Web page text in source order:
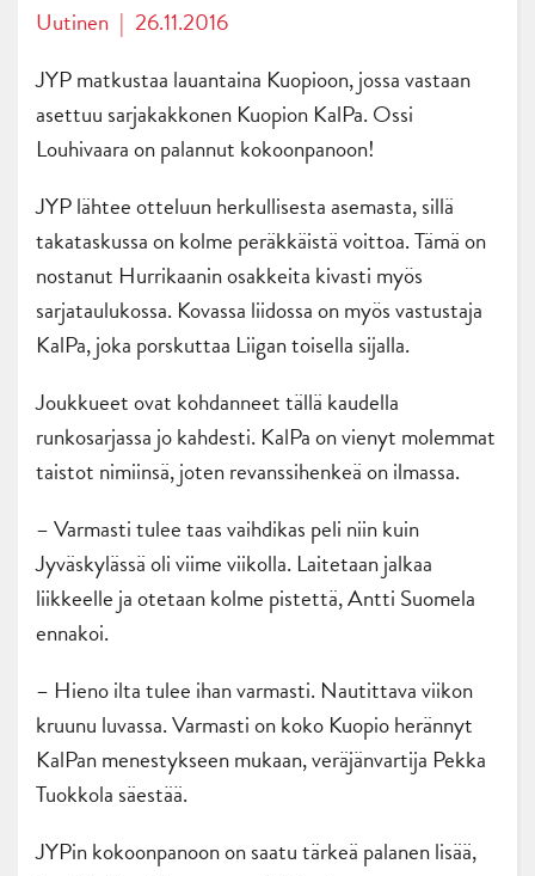
Uutinen | 26.11.2016
JYP matkustaa lauantaina Kuopioon, jossa vastaan
asettuu sarjakakkonen Kuopion KalPa. Ossi
Louhivaara on palannut kokoonpanoon!
JYP lähtee otteluun herkullisesta asemasta, sillä
takataskussa on kolme peräkkäistä voittoa. Tämä on
nostanut Hurrikaanin osakkeita kivasti myös
sarjataulukossa. Kovassa liidossa on myös vastustaja
KalPa, joka porskuttaa Liigan toisella sijalla.
Joukkueet ovat kohdanneet tällä kaudella
runkosarjassa jo kahdesti. KalPa on vienyt molemmat
taistot nimiinsä, joten revanssihenkeä on ilmassa.
– Varmasti tulee taas vaihdikas peli niin kuin
Jyväskylässä oli viime viikolla. Laitetaan jalkaa
liikkeelle ja otetaan kolme pistettä, Antti Suomela
ennakoi.
– Hieno ilta tulee ihan varmasti. Nautittava viikon
kruunu luvassa. Varmasti on koko Kuopio herännyt
KalPan menestykseen mukaan, veräjänvartija Pekka
Tuokkola säestää.
JYPin kokoonpanoon on saatu tärkeä palanen lisää,